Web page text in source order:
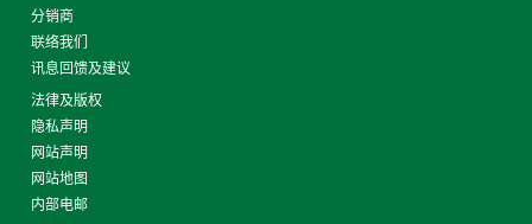
分销商
联络我们
讯息回馈及建议
法律及版权
隐私声明
网站声明
网站地图
内部电邮